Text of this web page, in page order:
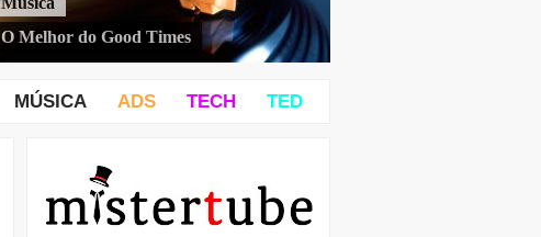
O Melhor do Good Times
MÚSICA ADS TECH TED